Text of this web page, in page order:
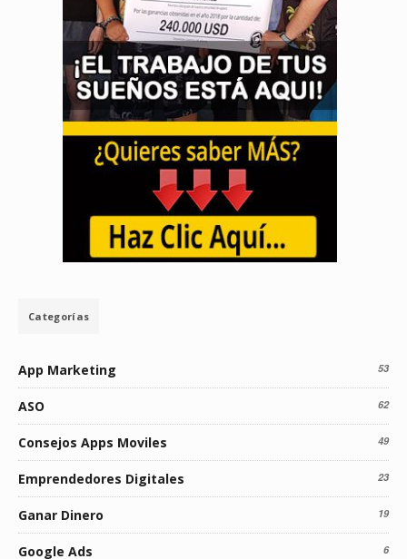
Categorías
App Marketing 53
ASO 62
Consejos Apps Moviles 49
Emprendedores Digitales 23
Ganar Dinero 19
Google Ads 6